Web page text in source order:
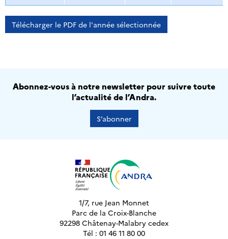
Télécharger le PDF de l'année sélectionnée
Abonnez-vous à notre newsletter pour suivre toute
l’actualité de l’Andra.
S’abonner
1/7, rue Jean Monnet
Parc de la Croix-Blanche
92298 Châtenay-Malabry cedex
Tél : 01 46 11 80 00